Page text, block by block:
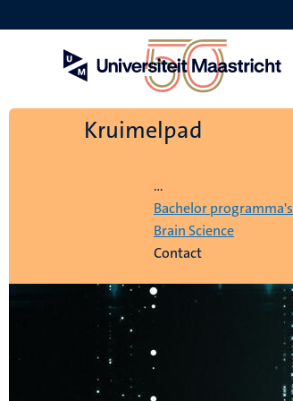
en
Kruimelpad
...
Bachelor programma's
Brain Science
Contact